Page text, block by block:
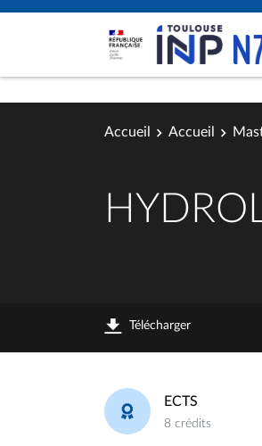
Accueil Accueil
Télécharger
ECTS
8 crédits